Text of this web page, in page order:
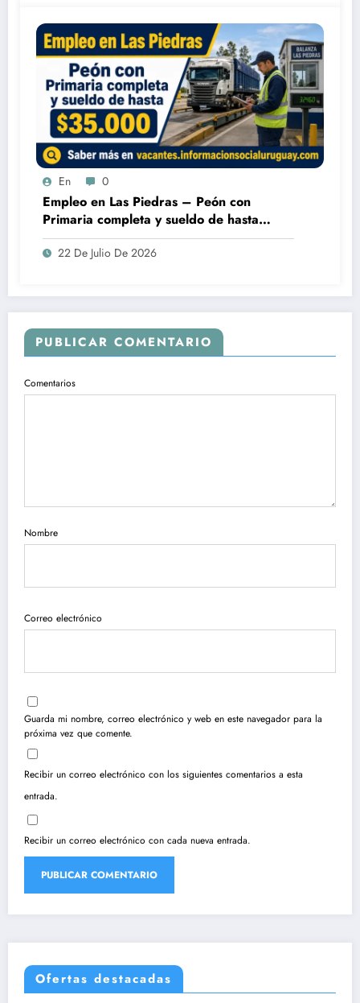
En 0
Empleo en Las Piedras – Peón con
Primaria completa y sueldo de hasta
$35.000
22 De Julio De 2026
PUBLICAR COMENTARIO
Comentarios
Nombre
Correo electrónico
Guarda mi nombre, correo electrónico y web en este navegador para la
próxima vez que comente.
Recibir un correo electrónico con los siguientes comentarios a esta
entrada.
Recibir un correo electrónico con cada nueva entrada.
Ofertas destacadas